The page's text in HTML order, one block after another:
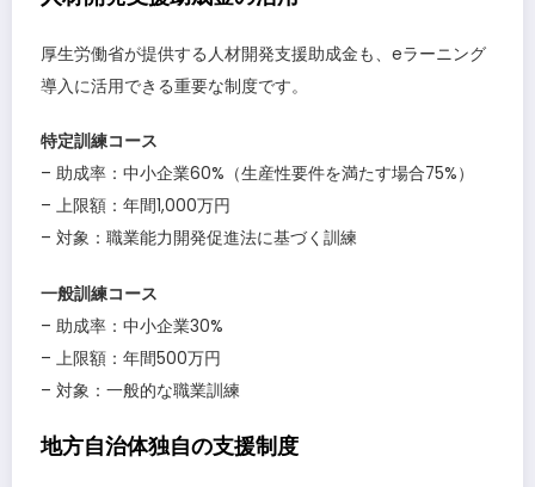
厚生労働省が提供する人材開発支援助成金も、eラーニング
導入に活用できる重要な制度です。
特定訓練コース
– 助成率：中小企業60%（生産性要件を満たす場合75%）
– 上限額：年間1,000万円
– 対象：職業能力開発促進法に基づく訓練
一般訓練コース
– 助成率：中小企業30%
– 上限額：年間500万円
– 対象：一般的な職業訓練
地方自治体独自の支援制度